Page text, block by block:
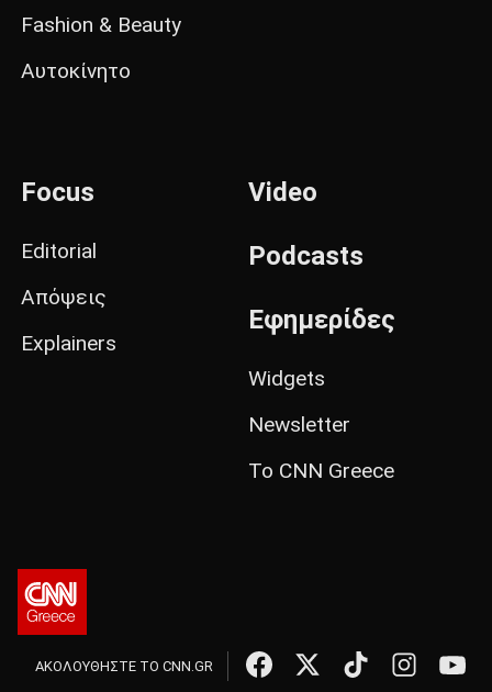
Fashion & Beauty
Αυτοκίνητο
Focus
Editorial
Απόψεις
Explainers
Video
Podcasts
Εφημερίδες
Widgets
Newsletter
Το CNN Greece
ΑΚΟΛΟΥΘΗΣΤΕ ΤΟ CNN.GR